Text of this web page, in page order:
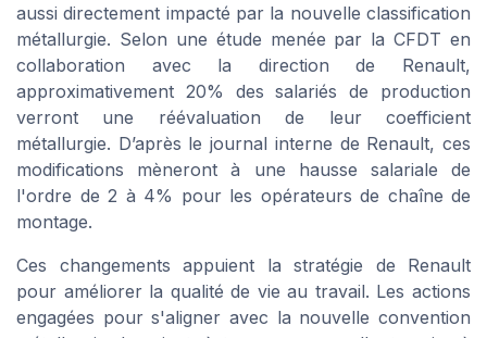
aussi directement impacté par la nouvelle classification
métallurgie. Selon une étude menée par la CFDT en
collaboration avec la direction de Renault,
approximativement 20% des salariés de production
verront une réévaluation de leur coefficient
métallurgie. D’après le journal interne de Renault, ces
modifications mèneront à une hausse salariale de
l'ordre de 2 à 4% pour les opérateurs de chaîne de
montage.
Ces changements appuient la stratégie de Renault
pour améliorer la qualité de vie au travail. Les actions
engagées pour s'aligner avec la nouvelle convention